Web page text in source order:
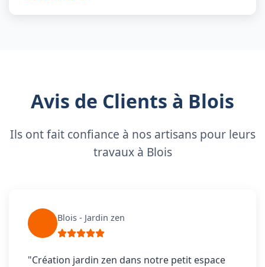
Avis de Clients à Blois
Ils ont fait confiance à nos artisans pour leurs
travaux à Blois
Blois - Jardin zen
"Création jardin zen dans notre petit espace